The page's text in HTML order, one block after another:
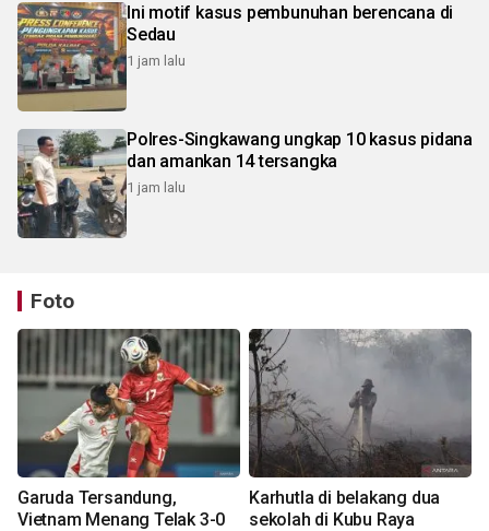
Ini motif kasus pembunuhan berencana di
Sedau
1 jam lalu
Polres-Singkawang ungkap 10 kasus pidana
dan amankan 14 tersangka
1 jam lalu
Foto
Garuda Tersandung,
Vietnam Menang Telak 3-0
Karhutla di belakang dua
sekolah di Kubu Raya